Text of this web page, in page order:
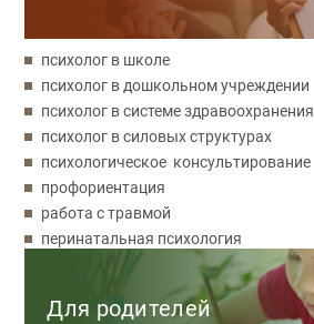
психолог в школе
психолог в дошкольном учреждении
психолог в системе здравоохранения
психолог в силовых структурах
психологическое консультирование
профориентация
работа с травмой
перинатальная психология
Для родителей